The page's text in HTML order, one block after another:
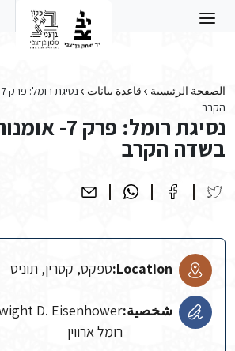
الصفحة الرئيسية قاعدة بيانات
הקרב
נסיגת רומל:
בשדה הקרב
Location: ספקס, קסרין, תוניס
شخصية:
רומל ארווין